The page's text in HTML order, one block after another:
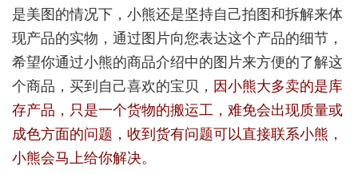
是美图的情况下，小熊还是坚持自己拍图和拆解来体
现产品的实物，通过图片向您表达这个产品的细节，
希望你通过小熊的商品介绍中的图片来方便的了解这
个商品，买到自己喜欢的宝贝， 因小熊大多卖的是库
存产品，只是一个货物的搬运工，难免会出现质量或
成色方面的问题，收到货有问题可以直接联系小熊，
小熊会马上给你解决。